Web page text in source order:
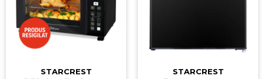
STARCREST STARCREST